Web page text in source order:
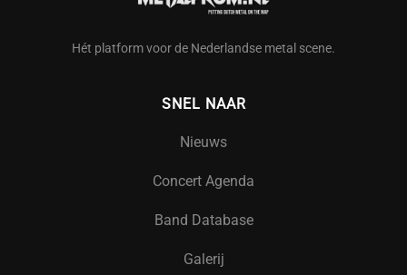
Hét platform voor de Nederlandse metal scene.
SNEL NAAR
Nieuws
Concert Agenda
Band Database
Galerij